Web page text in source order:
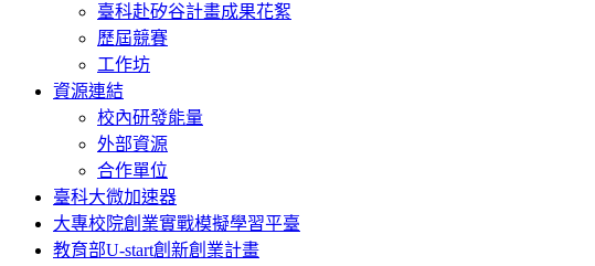
臺科赴矽谷計畫成果花絮
歷屆競賽
工作坊
資源連結
校內研發能量
外部資源
合作單位
臺科大微加速器
大專校院創業實戰模擬學習平臺
教育部U-start創新創業計畫